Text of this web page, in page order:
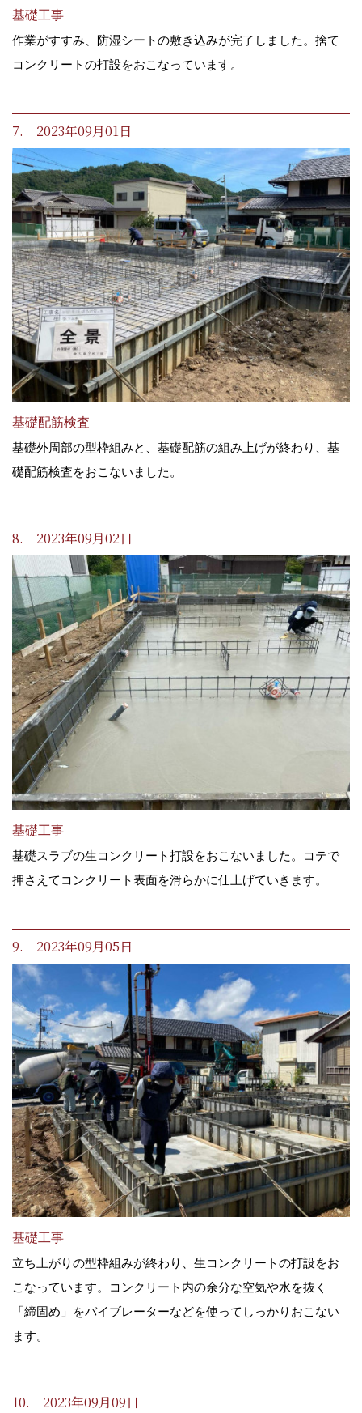
基礎工事
作業がすすみ、防湿シートの敷き込みが完了しました。捨て
コンクリートの打設をおこなっています。
7. 2023年09月01日
基礎配筋検査
基礎外周部の型枠組みと、基礎配筋の組み上げが終わり、基
礎配筋検査をおこないました。
8. 2023年09月02日
基礎工事
基礎スラブの生コンクリート打設をおこないました。コテで
押さえてコンクリート表面を滑らかに仕上げていきます。
9. 2023年09月05日
基礎工事
立ち上がりの型枠組みが終わり、生コンクリートの打設をお
こなっています。コンクリート内の余分な空気や水を抜く
「締固め」をバイブレーターなどを使ってしっかりおこない
ます。
10. 2023年09月09日